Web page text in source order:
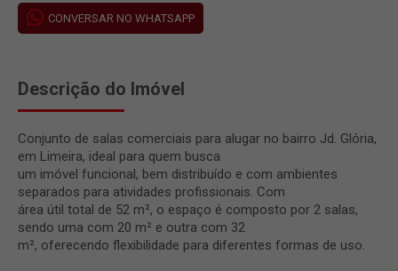
CONVERSAR NO WHATSAPP
Descrição do Imóvel
Conjunto de salas comerciais para alugar no bairro Jd. Glória,
em Limeira, ideal para quem busca
um imóvel funcional, bem distribuído e com ambientes
separados para atividades profissionais. Com
área útil total de 52 m², o espaço é composto por 2 salas,
sendo uma com 20 m² e outra com 32
m², oferecendo flexibilidade para diferentes formas de uso.